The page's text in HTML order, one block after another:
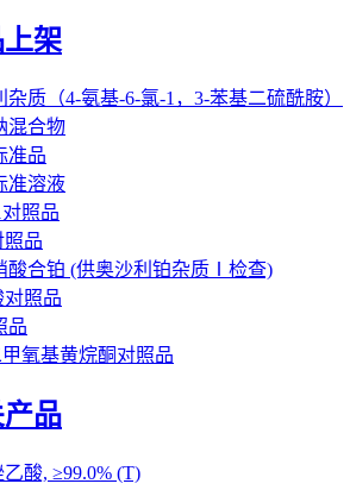
架
质（4-氨基-6-氯-1，3-苯基二硫酰胺）
混合物
准品
准溶液
照品
品
酸合铂 (供奥沙利铂杂质Ⅰ检查)
照品
品
氧基黄烷酮对照品
品
酸, ≥99.0% (T)